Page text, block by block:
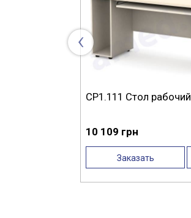
‹
СР1.111 Стол рабочий
10 109 грн
Заказать